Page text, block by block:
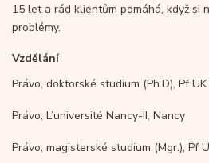
15 let a rád klientům pomáhá, když si
problémy.
Vzdělání
Právo, doktorské studium (Ph.D), Pf
Právo, L’université Nancy-II, Nancy
Právo, magisterské studium (Mgr.), Pf